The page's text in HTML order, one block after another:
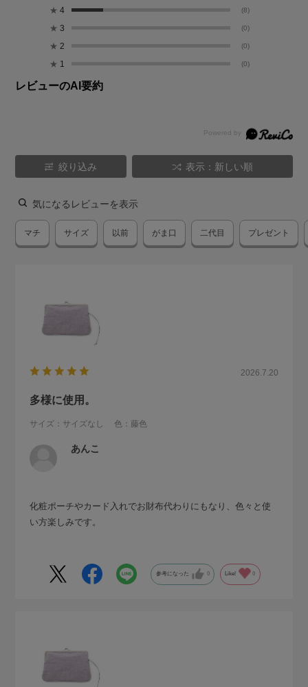
★ 4 (8)
★ 3 (0)
★ 2 (0)
★ 1 (0)
レビューのAI要約
絞り込み 表示：新しい順
気になるレビューを表示
マチ サイズ 以前 がま口 二代目 プレゼント
2026.7.20
多様に使用。
サイズ：サイズなし 色：藤色
あんこ
化粧ポーチやカード入れでお財布代わりにもなり、色々と使
い方楽しみです。
参考になった 0 Like! 0